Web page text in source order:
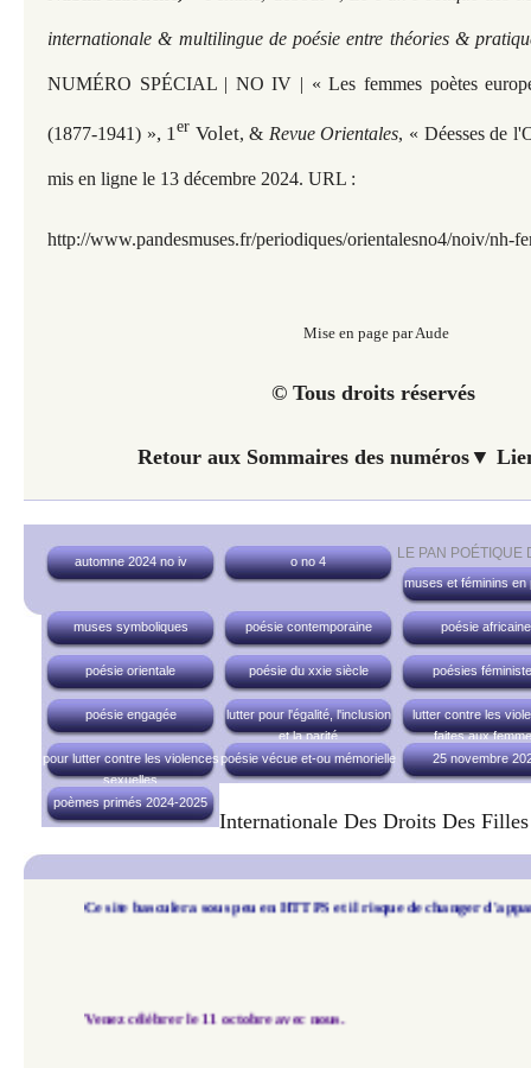
internationale & multilingue de poésie entre théories &
NUMÉRO SPÉCIAL | NO IV | « Les femmes poètes
(1877-1941) », 1er Volet, & Revue Orientales, « Déesses de
mis en ligne le 13 décembre 2024. URL :
http://www.pandesmuses.fr/periodiques/orientalesno4/noiv/nh-
Mise en page par Aude
© Tous droits réservés
Retour aux Sommaires des numéros▼
LE PAN POÉTIQUE
automne 2024 no iv
o no 4
muses et féminins en
muses symboliques poésie contemporaine poésie africaine
poésie orientale poésie du xxie siècle poésies
poésie engagée
lutter pour l'égalité, l'inclusion
et la parité
lutter contre les
faites aux
pour lutter contre les violences
sexuelles
poésie vécue et-ou mémorielle 25 novembre
poèmes primés 2024-2025
Internationale Des Droits Des Filles
Ce site basculera sous peu en HTTPS et il risque de changer d'apparence
Venez célébrer le 11 octobre avec nous.